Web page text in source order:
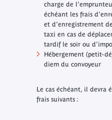
charge de
échéant les frais
et d'enregistrement
taxi en cas de
tardif le soir ou
Hébergement (petit-
diemdu convoyeur
Le cas échéant, il devra
frais suivants :